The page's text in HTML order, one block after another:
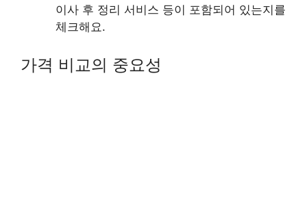
이사 후 정리 서비스 등이 포함되어 있는지를
체크해요.
가격 비교의 중요성